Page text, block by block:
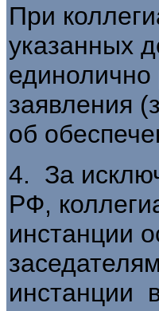
При
указанных
единолично
заявления
об
4. За
РФ,
инстанции
инстанции